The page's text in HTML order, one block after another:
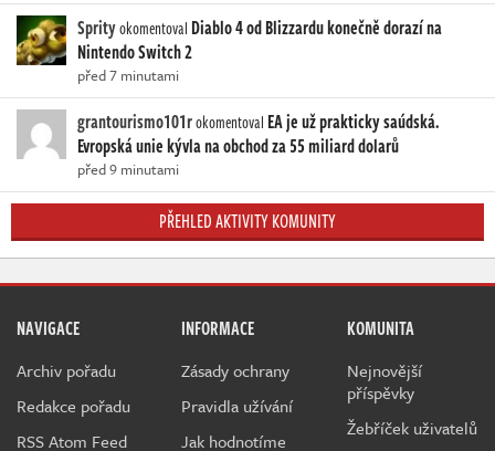
Sprityokomentoval Diablo 4 od Blizzardu konečně dorazí na
Nintendo Switch 2
před 7 minutami
grantourismo101rokomentoval EA je už prakticky saúdská.
Evropská unie kývla na obchod za 55 miliard dolarů
před 9 minutami
PŘEHLED AKTIVITY KOMUNITY
NAVIGACE
Archiv pořadu
Redakce pořadu
RSS Atom Feed
INFORMACE
Zásady ochrany
Pravidla užívání
Jak hodnotíme
KOMUNITA
Nejnovější
příspěvky
Žebříček uživatelů